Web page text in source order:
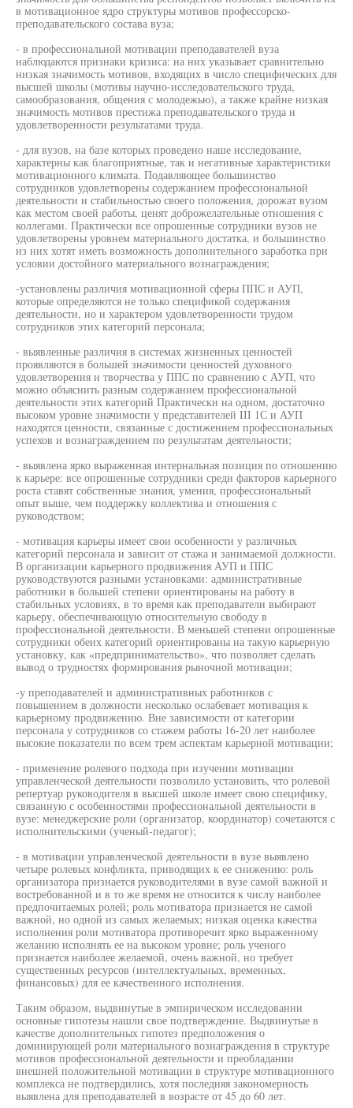
в мотивационное ядро структуры мотивов профессорско-
преподавательского состава вуза;
- в профессиональной мотивации преподавателей вуза
наблюдаются признаки кризиса: на них указывает сравнительно
низкая значимость мотивов, входящих в число специфических для
высшей школы (мотивы научно-исследовательского труда,
самообразования, общения с молодежью), а также крайне низкая
значимость мотивов престижа преподавательского труда и
удовлетворенности результатами труда.
- для вузов, на базе которых проведено наше исследование,
характерны как благоприятные, так и негативные характеристики
мотивационного климата. Подавляющее большинство
сотрудников удовлетворены содержанием профессиональной
деятельности и стабильностью своего положения, дорожат вузом
как местом своей работы, ценят доброжелательные отношения с
коллегами. Практически все опрошенные сотрудники вузов не
удовлетворены уровнем материального достатка, и большинство
из них хотят иметь возможность дополнительного заработка при
условии достойного материального вознаграждения;
-установлены различия мотивационной сферы ППС и АУП,
которые определяются не только спецификой содержания
деятельности, но и характером удовлетворенности трудом
сотрудников этих категорий персонала;
- выявленные различия в системах жизненных ценностей
проявляются в большей значимости ценностей духовного
удовлетворения и творчества у ППС по сравнению с АУП, что
можно объяснить разным содержанием профессиональной
деятельности этих категорий Практически на одном, достаточно
высоком уровне значимости у представителей III 1С и АУП
находятся ценности, связанные с достижением профессиональных
успехов и вознаграждением по результатам деятельности;
- выявлена ярко выраженная интернальная позиция по отношению
к карьере: все опрошенные сотрудники среди факторов карьерного
роста ставят собственные знания, умения, профессиональный
опыт выше, чем поддержку коллектива и отношения с
руководством;
- мотивация карьеры имеет свои особенности у различных
категорий персонала и зависит от стажа и занимаемой должности.
В организации карьерного продвижения АУП и ППС
руководствуются разными установками: административные
работники в большей степени ориентированы на работу в
стабильных условиях, в то время как преподаватели выбирают
карьеру, обеспечивающую относительную свободу в
профессиональной деятельности. В меньшей степени опрошенные
сотрудники обеих категорий ориентированы на такую карьерную
установку, как «предпринимательство», что позволяет сделать
вывод о трудностях формирования рыночной мотивации;
-у преподавателей и административных работников с
повышением в должности несколько ослабевает мотивация к
карьерному продвижению. Вне зависимости от категории
персонала у сотрудников со стажем работы 16-20 лет наиболее
высокие показатели по всем трем аспектам карьерной мотивации;
- применение ролевого подхода при изучении мотивации
управленческой деятельности позволило установить, что ролевой
репертуар руководителя в высшей школе имеет свою специфику,
связанную с особенностями профессиональной деятельности в
вузе: менеджерские роли (организатор, координатор) сочетаются с
исполнительскими (ученый-педагог);
- в мотивации управленческой деятельности в вузе выявлено
четыре ролевых конфликта, приводящих к ее снижению: роль
организатора признается руководителями в вузе самой важной и
востребованной и в то же время не относится к числу наиболее
предпочитаемых ролей; роль мотиватора признается не самой
важной, но одной из самых желаемых; низкая оценка качества
исполнения роли мотиватора противоречит ярко выраженному
желанию исполнять ее на высоком уровне; роль ученого
признается наиболее желаемой, очень важной, но требует
существенных ресурсов (интеллектуальных, временных,
финансовых) для ее качественного исполнения.
Таким образом, выдвинутые в эмпирическом исследовании
основные гипотезы нашли свое подтверждение. Выдвинутые в
качестве дополнительных гипотез предположения о
доминирующей роли материального вознаграждения в структуре
мотивов профессиональной деятельности и преобладании
внешней положительной мотивации в структуре мотивационного
комплекса не подтвердились, хотя последняя закономерность
выявлена для преподавателей в возрасте от 45 до 60 лет.